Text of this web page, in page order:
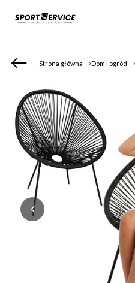
Strona główna Dom i ogród